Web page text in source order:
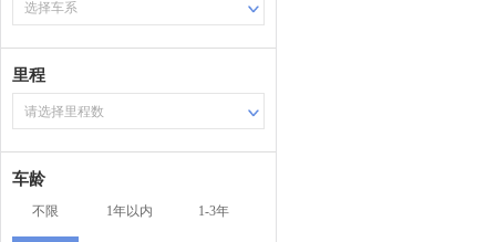
选择车系
里程
请选择里程数
车龄
不限 1年以内 1-3年